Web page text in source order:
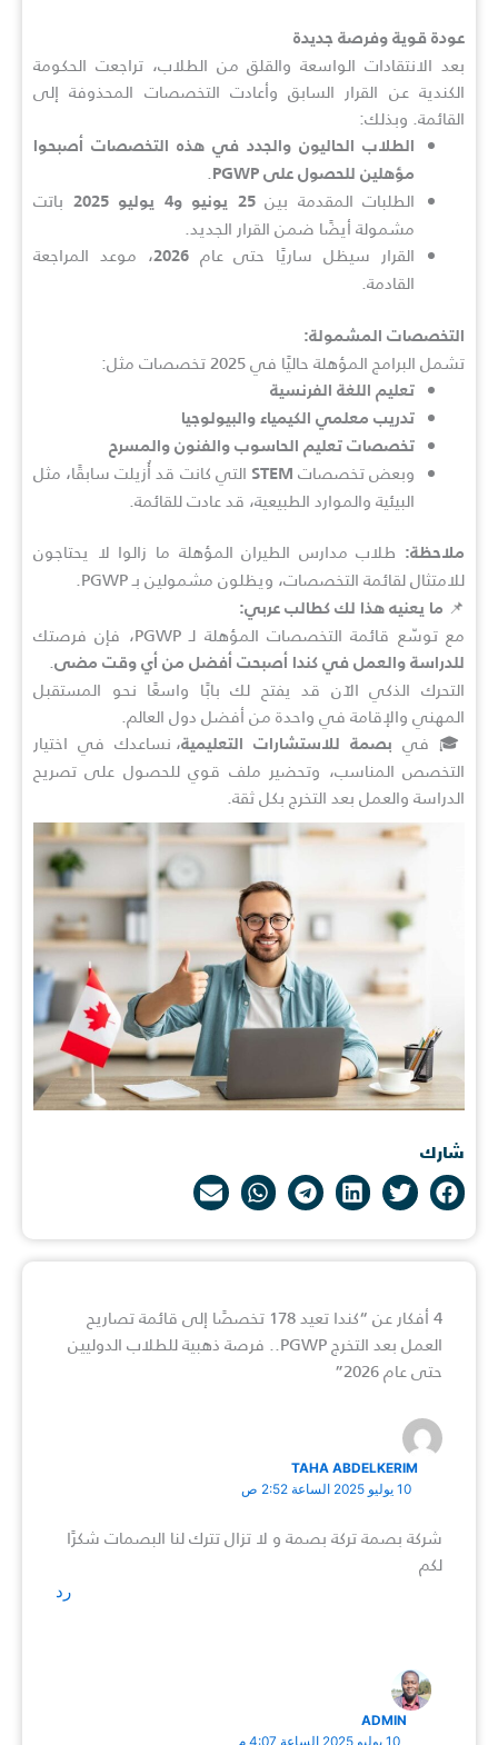
عودة قوية وفرصة جديدة
بعد الانتقادات الواسعة والقلق من الطلاب، تراجعت الحكومة
الكندية عن القرار السابق وأعادت التخصصات المحذوفة إلى
القائمة. وبذلك:
الطلاب الحاليون والجدد في هذه التخصصات أصبحوا
مؤهلين للحصول على PGWP
.
الطلبات المقدمة بين25 يونيو و4 يوليو 2025
باتت
مشمولة أيضًا ضمن القرار الجديد.
القرار سيظل ساريًا حتى عام2026، موعد المراجعة
القادمة.
التخصصات المشمولة:
تشمل البرامج المؤهلة حاليًا في 2025 تخصصات مثل:
تعليم اللغة الفرنسية
تدريب معلمي الكيمياء والبيولوجيا
تخصصات تعليم الحاسوب والفنون والمسرح
وبعض تخصصات STEM التي كانت قد أُزيلت سابقًا، مثل
البيئية والموارد الطبيعية، قد عادت للقائمة.
ملاحظة:
طلاب مدارس الطيران المؤهلة ما زالوا لا يحتاجون
للامتثال لقائمة التخصصات، ويظلون مشمولين بـ PGWP.
📌 ما يعنيه هذا لك كطالب عربي:
مع توسّع قائمة التخصصات المؤهلة لـ PGWP، فإن فرصتك
للدراسة والعمل في كندا أصبحت أفضل من أي وقت مضى.
التحرك الذكي الآن قد يفتح لك بابًا واسعًا نحو المستقبل
المهني والإقامة في واحدة من أفضل دول العالم.
🎓 في
بصمة للاستشارات التعليمية، نساعدك في اختيار
التخصص المناسب، وتحضير ملف قوي للحصول على تصريح
الدراسة والعمل بعد التخرج بكل ثقة.
شارك
4 أفكار عن “كندا تعيد 178 تخصصًا إلى قائمة تصاريح
العمل بعد التخرج PGWP.. فرصة ذهبية للطلاب الدوليين
حتى عام 2026”
TAHA ABDELKERIM
10 يوليو 2025 الساعة 2:52 ص
شركة بصمة تركة بصمة و لا تزال تترك لنا البصمات شكرًا
لكم
رد
ADMIN
10 يوليو 2025 الساعة 4:07 م